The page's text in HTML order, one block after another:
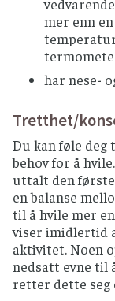
mer enn
har nese-
Tretthet/
Du kan føle
behov for å
uttalt den
en balanse
til å hvile mer
viser imidlertid
aktivitet. Noen
nedsatt evne til
retter dette seg